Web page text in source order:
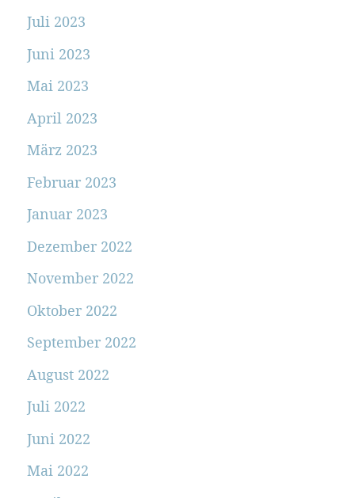
Juli 2023
Juni 2023
Mai 2023
April 2023
März 2023
Februar 2023
Januar 2023
Dezember 2022
November 2022
Oktober 2022
September 2022
August 2022
Juli 2022
Juni 2022
Mai 2022